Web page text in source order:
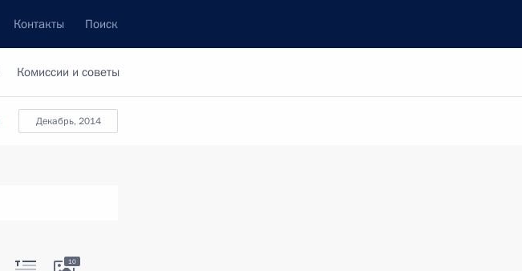
Контакты Поиск
Комиссии и советы
декабрь, 2014
10